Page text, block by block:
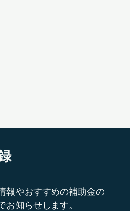
報やおすすめの補助金の
お知らせします。